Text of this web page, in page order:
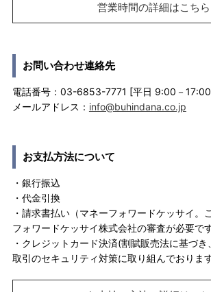
営業時間の詳細はこちら
お問い合わせ連絡先
電話番号：03-6853-7771 [平日 9:00－
メールアドレス： info@buhindana.co.jp
お支払方法について
・銀行振込
・代金引換
・請求書払い（マネーフォワードケッサイ。
フォワードケッサイ株式会社の審査が必要です
・クレジットカード決済(割賦販売法に基づ
取引のセキュリティ対策に取り組んでおりま